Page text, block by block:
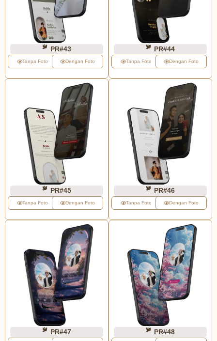
PR#43
Tanpa Foto Dengan Foto
PR#44
Tanpa Foto Dengan Foto
PR#45
Tanpa Foto Dengan Foto
PR#46
Tanpa Foto Dengan Foto
PR#47 PR#48